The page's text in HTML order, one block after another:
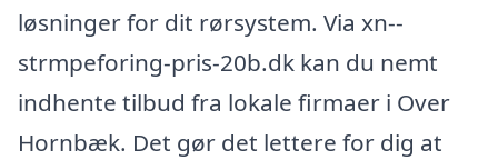
løsninger for dit rørsystem. Via xn--
strmpeforing-pris-20b.dk kan du nemt
indhente tilbud fra lokale firmaer i Over
Hornbæk. Det gør det lettere for dig at